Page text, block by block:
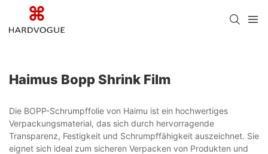
Haimus Bopp Shrink Film
Die BOPP-Schrumpffolie von Haimu ist ein hochwertiges
Verpackungsmaterial, das sich durch hervorragende
Transparenz, Festigkeit und Schrumpffähigkeit auszeichnet. Sie
eignet sich ideal zum sicheren Verpacken von Produkten und